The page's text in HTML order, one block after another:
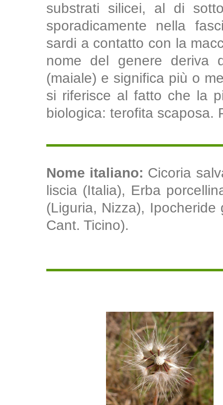
substrati silicei, al di
sporadicamente nella
sardi a contatto con la
nome del genere deriva
(maiale) e significa più o
si riferisce al fatto che la
biologica: terofita scaposa.
Nome italiano: Cicoria
liscia (Italia), Erba
(Liguria, Nizza),
Cant. Ticino).